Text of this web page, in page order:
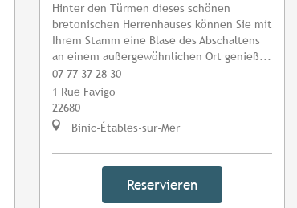
Hinter den Türmen dieses schönen
bretonischen Herrenhauses können Sie mit
Ihrem Stamm eine Blase des Abschaltens
an einem außergewöhnlichen Ort genieß...
07 77 37 28 30
1 Rue Favigo
22680
Binic-Étables-sur-Mer
Reservieren